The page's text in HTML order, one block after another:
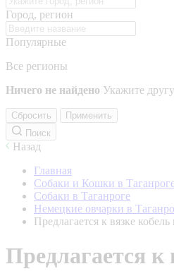
Город, регион
Популярные
Все регионы
Ничего не найдено Укажите
Сбросить
Применить
Поиск
Назад
Главная
Собаки и Кошки в
Собаки в Таганроге
Немецкие овчарки в
Предлагается к вязке
Предлагается к